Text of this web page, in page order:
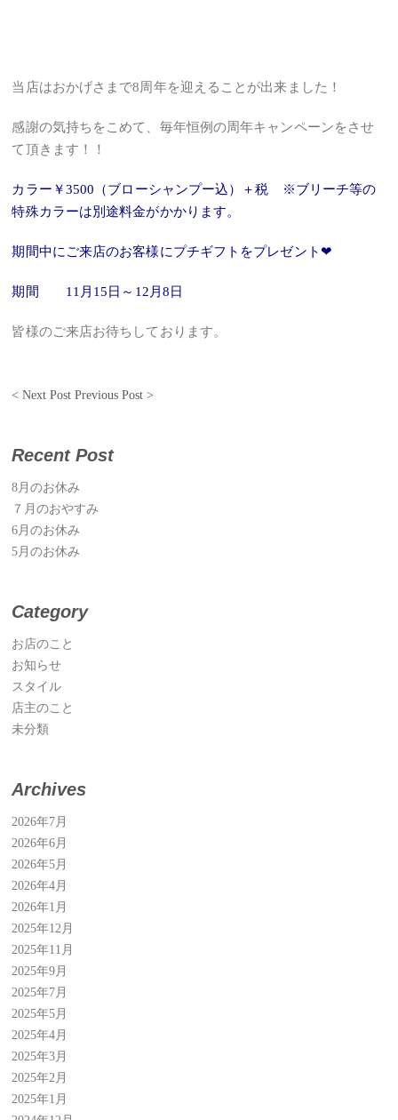
当店はおかげさまで8周年を迎えることが出来ました！
感謝の気持ちをこめて、毎年恒例の周年キャンペーンをさせ
て頂きます！！
カラー￥3500（ブローシャンプー込）＋税 ※ブリーチ等の
特殊カラーは別途料金がかかります。
期間中にご来店のお客様にプチギフトをプレゼント❤
期間 11月15日～12月8日
皆様のご来店お待ちしております。
< Next Post Previous Post >
Recent Post
8月のお休み
７月のおやすみ
6月のお休み
5月のお休み
Category
お店のこと
お知らせ
スタイル
店主のこと
未分類
Archives
2026年7月
2026年6月
2026年5月
2026年4月
2026年1月
2025年12月
2025年11月
2025年9月
2025年7月
2025年5月
2025年4月
2025年3月
2025年2月
2025年1月